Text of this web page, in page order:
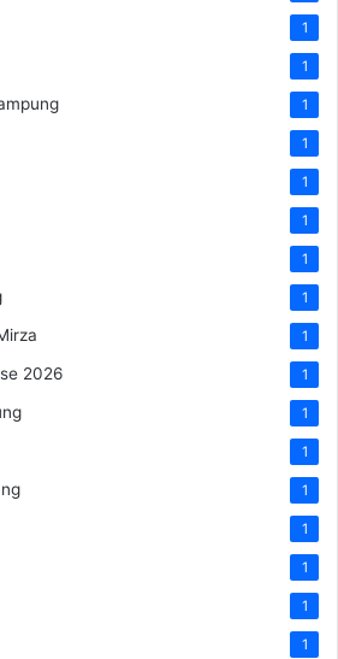
1
1
1
1
1
1
1
1
1
2026 1
1
1
1
1
1
1
1